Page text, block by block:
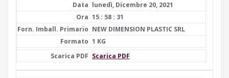
lunedì, Dicembre 20, 2021
15 : 58 : 31
NEW DIMENSION PLASTIC SRL
1 KG
Scarica PDF